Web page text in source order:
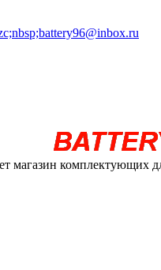
магазин комплектующих